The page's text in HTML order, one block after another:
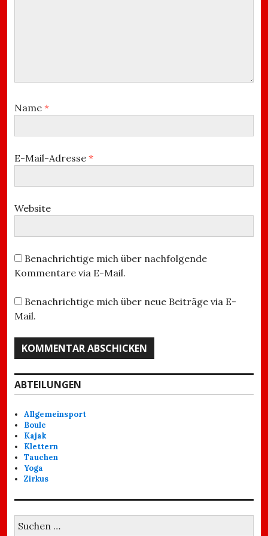
Name *
E-Mail-Adresse *
Website
Benachrichtige mich über nachfolgende
Kommentare via E-Mail.
Benachrichtige mich über neue Beiträge via E-
Mail.
ABTEILUNGEN
Allgemeinsport
Boule
Kajak
Klettern
Tauchen
Yoga
Zirkus
nach: